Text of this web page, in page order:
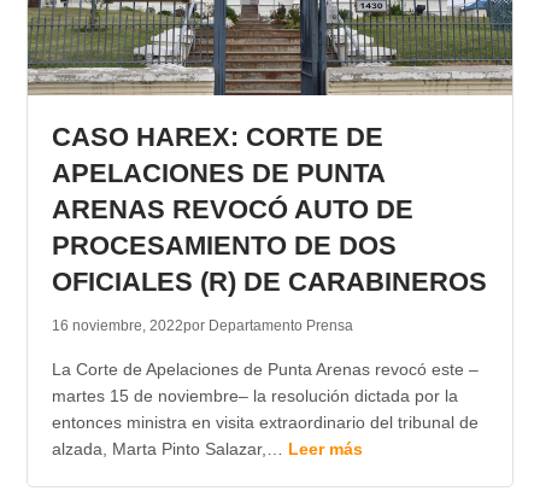
CASO HAREX: CORTE DE
APELACIONES DE PUNTA
ARENAS REVOCÓ AUTO DE
PROCESAMIENTO DE DOS
OFICIALES (R) DE CARABINEROS
16 noviembre, 2022por Departamento Prensa
La Corte de Apelaciones de Punta Arenas revocó este –
martes 15 de noviembre– la resolución dictada por la
entonces ministra en visita extraordinario del tribunal de
alzada, Marta Pinto Salazar,… Leer más